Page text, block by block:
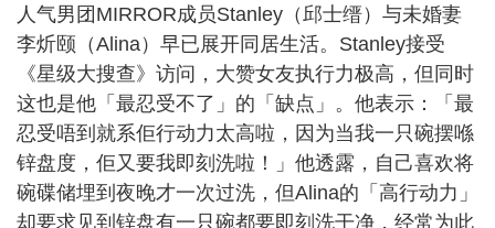
人气男团MIRROR成员Stanley（邱士缙）与未婚妻
李炘颐（Alina）早已展开同居生活。Stanley接受
《星级大搜查》访问，大赞女友执行力极高，但同时
这也是他「最忍受不了」的「缺点」。他表示：「最
忍受唔到就系佢行动力太高啦，因为当我一只碗摆喺
锌盘度，佢又要我即刻洗啦！」他透露，自己喜欢将
碗碟储埋到夜晚才一次过洗，但Alina的「高行动力」
却要求见到锌盘有一只碗都要即刻洗干净，经常为此